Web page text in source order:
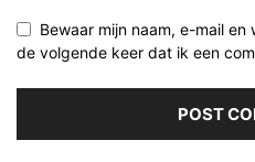
Bewaar mijn naam, e-mail
de volgende keer dat ik een